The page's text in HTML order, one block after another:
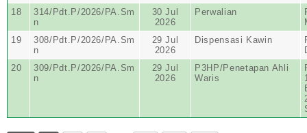
18
314/Pdt.P/2026/PA.Sm
n
30 Jul
2026
Perwalian
19
308/Pdt.P/2026/PA.Sm
n
29 Jul
2026
Dispensasi Kawin
20
309/Pdt.P/2026/PA.Sm
n
29 Jul
2026
P3HP/Penetapan Ahli
Waris